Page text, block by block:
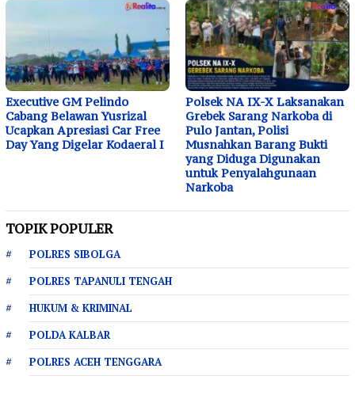
Executive GM Pelindo
Cabang Belawan Yusrizal
Ucapkan Apresiasi Car Free
Day Yang Digelar Kodaeral I
Polsek NA IX-X Laksanakan
Grebek Sarang Narkoba di
Pulo Jantan, Polisi
Musnahkan Barang Bukti
yang Diduga Digunakan
untuk Penyalahgunaan
Narkoba
TOPIK POPULER
POLRES SIBOLGA
POLRES TAPANULI TENGAH
HUKUM & KRIMINAL
POLDA KALBAR
POLRES ACEH TENGGARA